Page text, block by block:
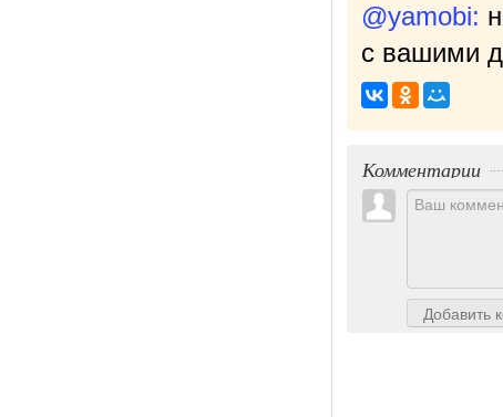
@yamobi:
с вашими
Комментарии
Добавить